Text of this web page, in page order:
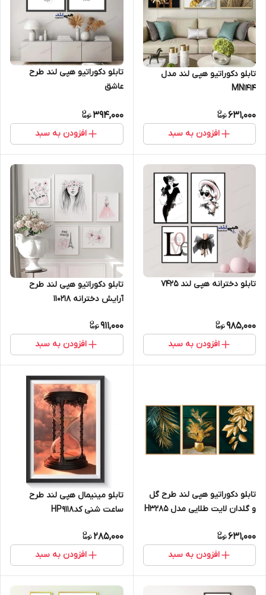
تابلو دکوراتیو هپی لند مدل
MN1414
631,000
افزودن به سبد
تابلو دکوراتیو هپی لند طرح
عاشق
394,000
افزودن به سبد
تابلو دخترانه هپی لند 7425
985,000
افزودن به سبد
تابلو دکوراتیو هپی لند طرح
آرایش دخترانه 110218
911,000
افزودن به سبد
تابلو دکوراتیو هپی لند طرح گل
و گلدان لایت طلایی مدل H3285
631,000
افزودن به سبد
تابلو مینیمال هپی لند طرح
ساعت شنی کدHP9118
285,000
افزودن به سبد